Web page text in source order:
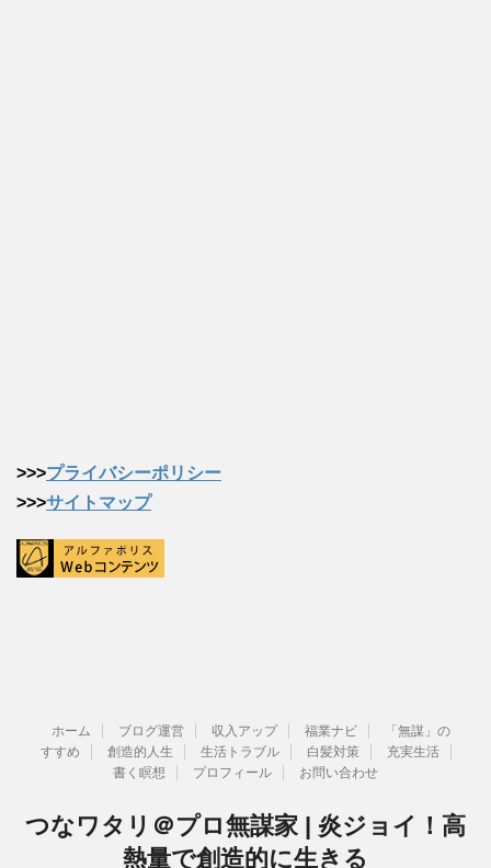
>>>プライバシーポリシー
>>>サイトマップ
ホーム ブログ運営 収入アップ 福業ナビ
「無謀」の
すすめ
創造的人生 生活トラブル 白髪対策
充実生活
書く瞑想
プロフィール お問い合わせ
つなワタリ＠プロ無謀家 | 炎ジョイ！高
熱量で創造的に生きる